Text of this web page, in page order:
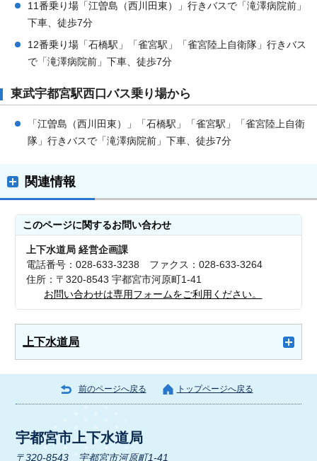
11番乗り場「江曽島（西川田東）」行きバスで「滝澤病院前」
下車、徒歩7分
12番乗り場「石橋駅」「雀宮駅」「雀宮陸上自衛隊」行きバス
で「滝澤病院前」下車、徒歩7分
東武宇都宮駅西口バス乗り場から
「江曽島（西川田東）」「石橋駅」「雀宮駅」「雀宮陸上自衛
隊」行きバスで「滝澤病院前」下車、徒歩7分
関連情報
このページに関するお問い合わせ
上下水道局 経営企画課
電話番号：028-633-3238 ファクス：028-633-3264
住所：〒320-8543 宇都宮市河原町1-41
お問い合わせは専用フォームをご利用ください。
上下水道局
前のページへ戻る トップページへ戻る
宇都宮市上下水道局
〒320-8543 宇都宮市河原町1-41